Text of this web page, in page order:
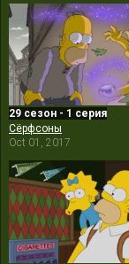
29 сезон - 1 серия
Сёрфсоны
Oct 01, 2017